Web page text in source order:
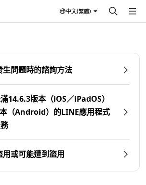
中文(繁體)
問題時的諮詢方法
14.6.3版本（iOS／iPadOS）
（Android）的LINE應用程式
或可能遭到盜用